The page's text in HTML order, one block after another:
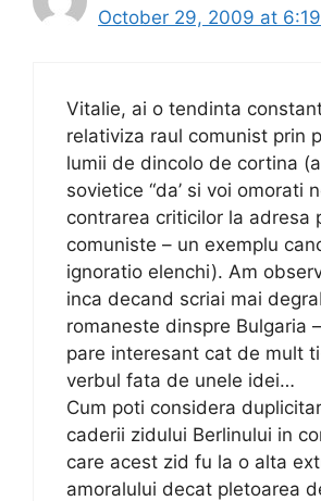
October 29, 2009 at
Vitalie, ai o tendinta
relativiza raul comunist prin
lumii de dincolo de cortina
sovietice “da’ si voi omorati
contrarea criticilor la adresa
comuniste – un exemplu
ignoratio elenchi). Am
inca decand scriai mai
romaneste dinspre Bulgaria
pare interesant cat de mult
verbul fata de unele idei…
Cum poti considera
caderii zidului Berlinului in
care acest zid fu la o alta
amoralului decat pletoarea